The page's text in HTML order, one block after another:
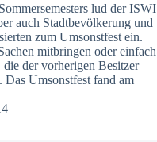
lud der ISWI
auch Stadtbevölkerung und
zum Umsonstfest ein.
mitbringen oder einfach
die der vorherigen Besitzer
Das Umsonstfest fand am